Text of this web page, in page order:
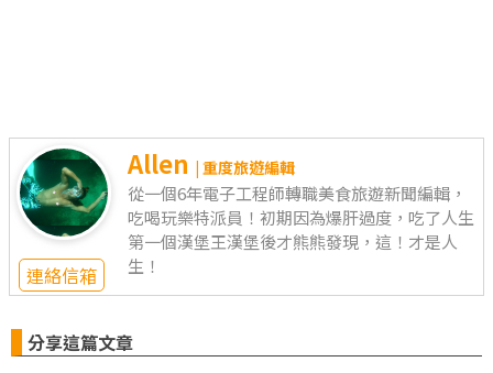
連絡信箱
Allen | 重度旅遊編輯
從一個6年電子工程師轉職美食旅遊新聞編輯，
吃喝玩樂特派員！初期因為爆肝過度，吃了人生
第一個漢堡王漢堡後才熊熊發現，這！才是人
生！
分享這篇文章